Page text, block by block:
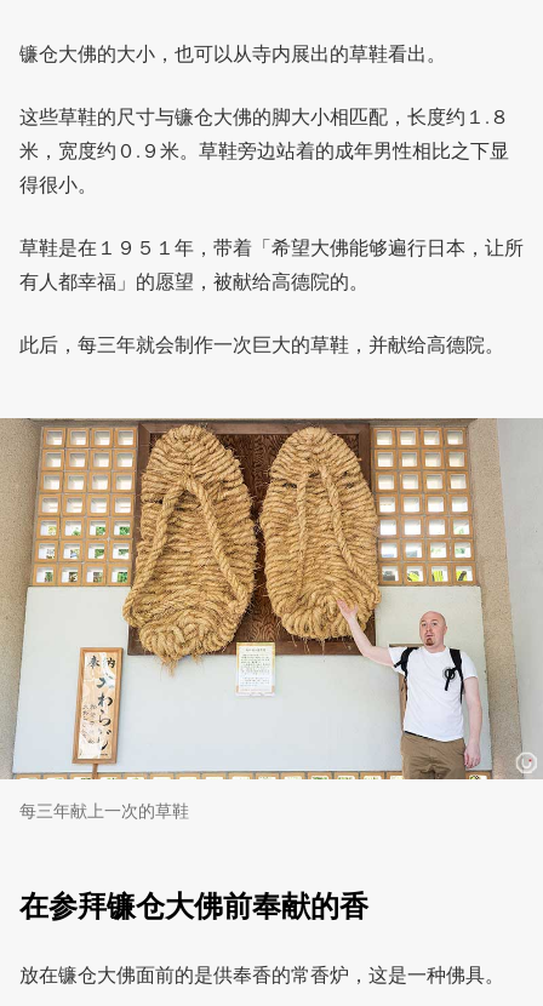
镰仓大佛的大小，也可以从寺内展出的草鞋看出。
这些草鞋的尺寸与镰仓大佛的脚大小相匹配，长度约１.８
米，宽度约０.９米。草鞋旁边站着的成年男性相比之下显
得很小。
草鞋是在１９５１年，带着「希望大佛能够遍行日本，让所
有人都幸福」的愿望，被献给高德院的。
此后，每三年就会制作一次巨大的草鞋，并献给高德院。
每三年献上一次的草鞋
在参拜镰仓大佛前奉献的香
放在镰仓大佛面前的是供奉香的常香炉，这是一种佛具。